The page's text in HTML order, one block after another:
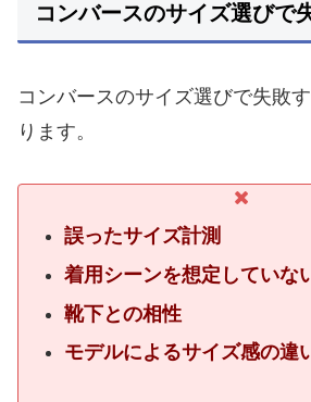
コンバースのサイズ選びで
コンバースのサイズ選びで失敗
ります。
誤ったサイズ計測
着用シーンを想定していな
靴下との相性
モデルによるサイズ感の違